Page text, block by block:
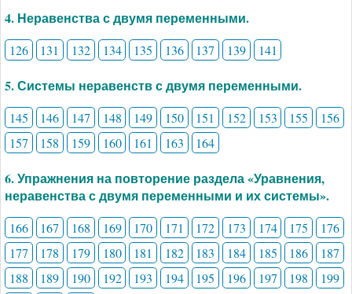
4. Неравенства с двумя переменными.
126 131 132 134 135 136 137 139 141
5. Системы неравенств с двумя переменными.
145 146 147 148 149 150 151 152 153 155
156
157
158 159 160 161 163 164
6. Упражнения на повторение раздела «Уравнения,
неравенства с двумя переменными и их системы».
166 167 168 169 170 171 172 173 174 175
176
177
178 179 180 181 182 183 184 185 186
187
188
189 190 192 193 194 195 196 197 198
199